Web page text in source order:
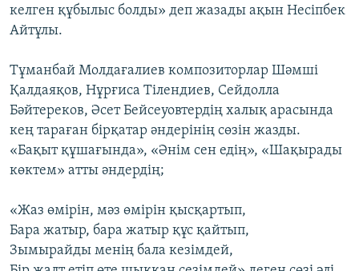
келген құбылыс болды» деп жазады ақын Несіпбек
Айтұлы.
Тұманбай Молдағалиев композиторлар Шәмші
Қалдаяқов, Нұрғиса Тілендиев, Сейдолла
Бәйтереков, Әсет Бейсеуовтердің халық арасында
кең тараған бірқатар әндерінің сөзін жазды.
«Бақыт құшағында», «Әнім сен едің», «Шақырады
көктем» атты әндердің;
«Жаз өмірін, мәз өмірін қысқартып,
Бара жатыр, бара жатыр құс қайтып,
Зымырайды менің бала кезімдей,